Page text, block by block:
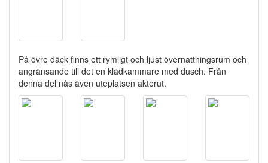
På övre däck finns ett rymligt och ljust övernattningsrum och
angränsande till det en klädkammare med dusch. Från
denna del nås även uteplatsen akterut.